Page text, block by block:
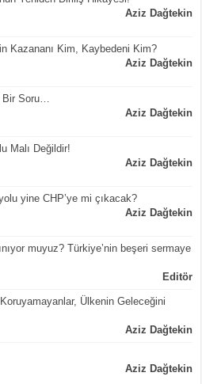
Aziz Dağtekin
Kazananı Kim, Kaybedeni Kim?
Aziz Dağtekin
Bir Soru…
Aziz Dağtekin
Malı Değildir!
Aziz Dağtekin
yine CHP’ye mi çıkacak?
Aziz Dağtekin
muyuz? Türkiye’nin beşeri sermaye
Editör
Ülkenin Geleceğini
Aziz Dağtekin
Aziz Dağtekin